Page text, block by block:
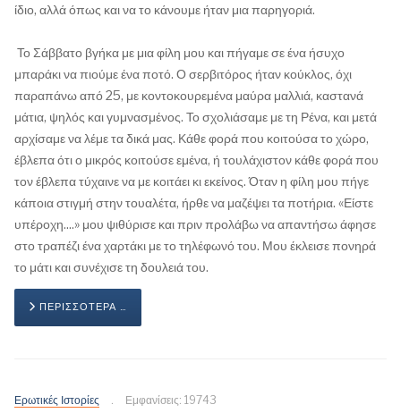
ίδιο, αλλά όπως και να το κάνουμε ήταν μια παρηγοριά.
Το Σάββατο βγήκα με μια φίλη μου και πήγαμε σε ένα ήσυχο
μπαράκι να πιούμε ένα ποτό. Ο σερβιτόρος ήταν κούκλος, όχι
παραπάνω από 25, με κοντοκουρεμένα μαύρα μαλλιά, καστανά
μάτια, ψηλός και γυμνασμένος. Το σχολιάσαμε με τη Ρένα, και μετά
αρχίσαμε να λέμε τα δικά μας. Κάθε φορά που κοιτούσα το χώρο,
έβλεπα ότι ο μικρός κοιτούσε εμένα, ή τουλάχιστον κάθε φορά που
τον έβλεπα τύχαινε να με κοιτάει κι εκείνος. Όταν η φίλη μου πήγε
κάποια στιγμή στην τουαλέτα, ήρθε να μαζέψει τα ποτήρια. «Είστε
υπέροχη....» μου ψιθύρισε και πριν προλάβω να απαντήσω άφησε
στο τραπέζι ένα χαρτάκι με το τηλέφωνό του. Μου έκλεισε πονηρά
το μάτι και συνέχισε τη δουλειά του.
ΠΕΡΙΣΣΌΤΕΡΑ …
Ερωτικές Ιστορίες Εμφανίσεις: 19743